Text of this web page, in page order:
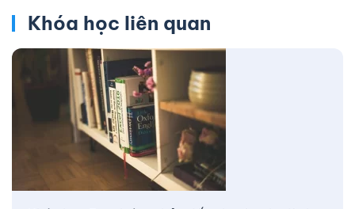
Khóa học liên quan